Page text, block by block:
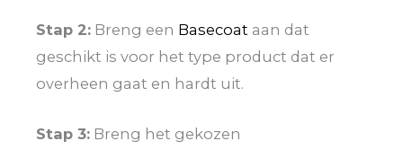
Stap 2: Breng een Basecoat aan dat
geschikt is voor het type product dat er
overheen gaat en hardt uit.
Stap 3: Breng het gekozen